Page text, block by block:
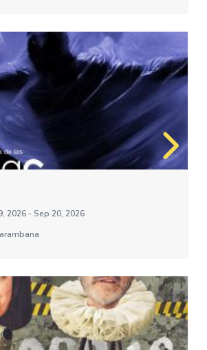
2026 - Sep 20, 2026